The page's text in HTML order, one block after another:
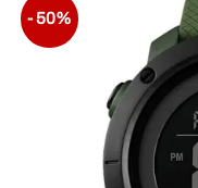
- 50%